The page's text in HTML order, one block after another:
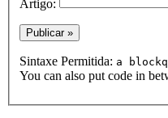
Artigo:
Sintaxe Permitida: a
You can also put code in